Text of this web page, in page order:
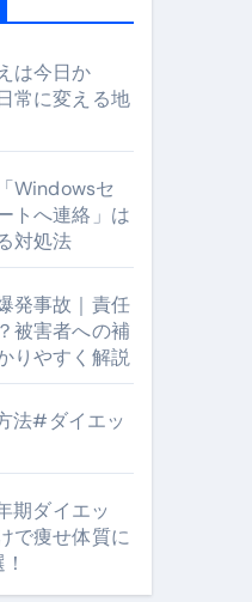
ナレーター #小林将大
は今日か
常に変える地
Windowsセ
トへ連絡」は
対処法
発事故｜責任
被害者への補
りやすく解説
法#ダイエッ
期ダイエッ
で痩せ体質に